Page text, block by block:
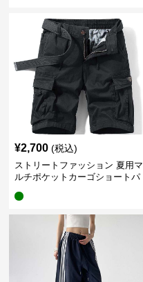
¥2,700 (税込)
ストリートファッション 夏用マ
ルチポケットカーゴショートパ